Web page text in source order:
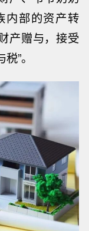
内部的资产转
产赠与，接受
”。